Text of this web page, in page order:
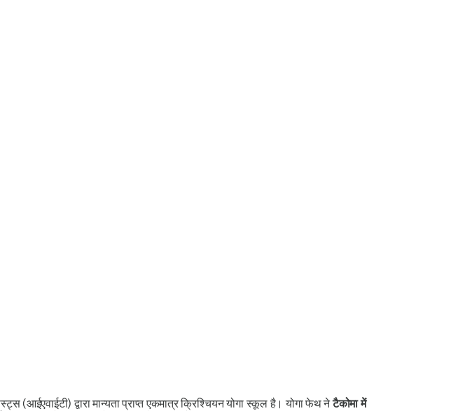
द्वारा मान्यता प्राप्त एकमात्र क्रिश्चियन योगा स्कूल है। योगा फेथ नेटैकोमा में